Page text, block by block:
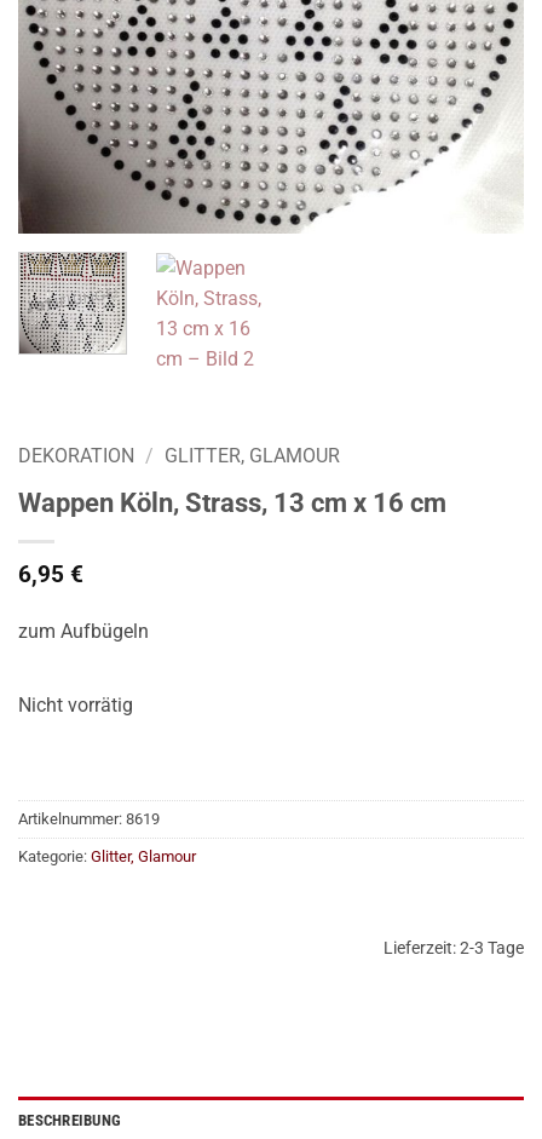
DEKORATION / GLITTER, GLAMOUR
Wappen Köln, Strass, 13 cm x 16 cm
6,95 €
zum Aufbügeln
Nicht vorrätig
Artikelnummer: 8619
Kategorie: Glitter, Glamour
Lieferzeit:2-3 Tage
BESCHREIBUNG